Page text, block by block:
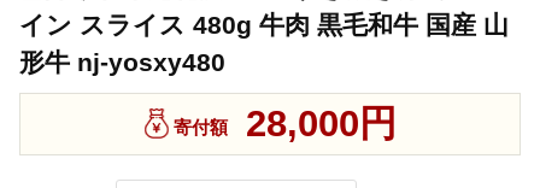
イン スライス 480g 牛肉 黒毛和牛 国産 山
形牛 nj-yosxy480
寄付額 28,000円